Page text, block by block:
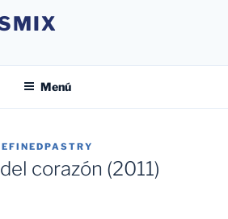
Menú
corazón (2011)